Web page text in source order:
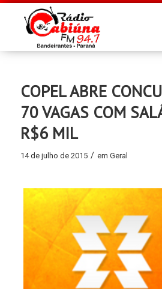
COPEL ABRE
70 VAGAS COM
R$6 MIL
14 de julho de 2015 / em Geral